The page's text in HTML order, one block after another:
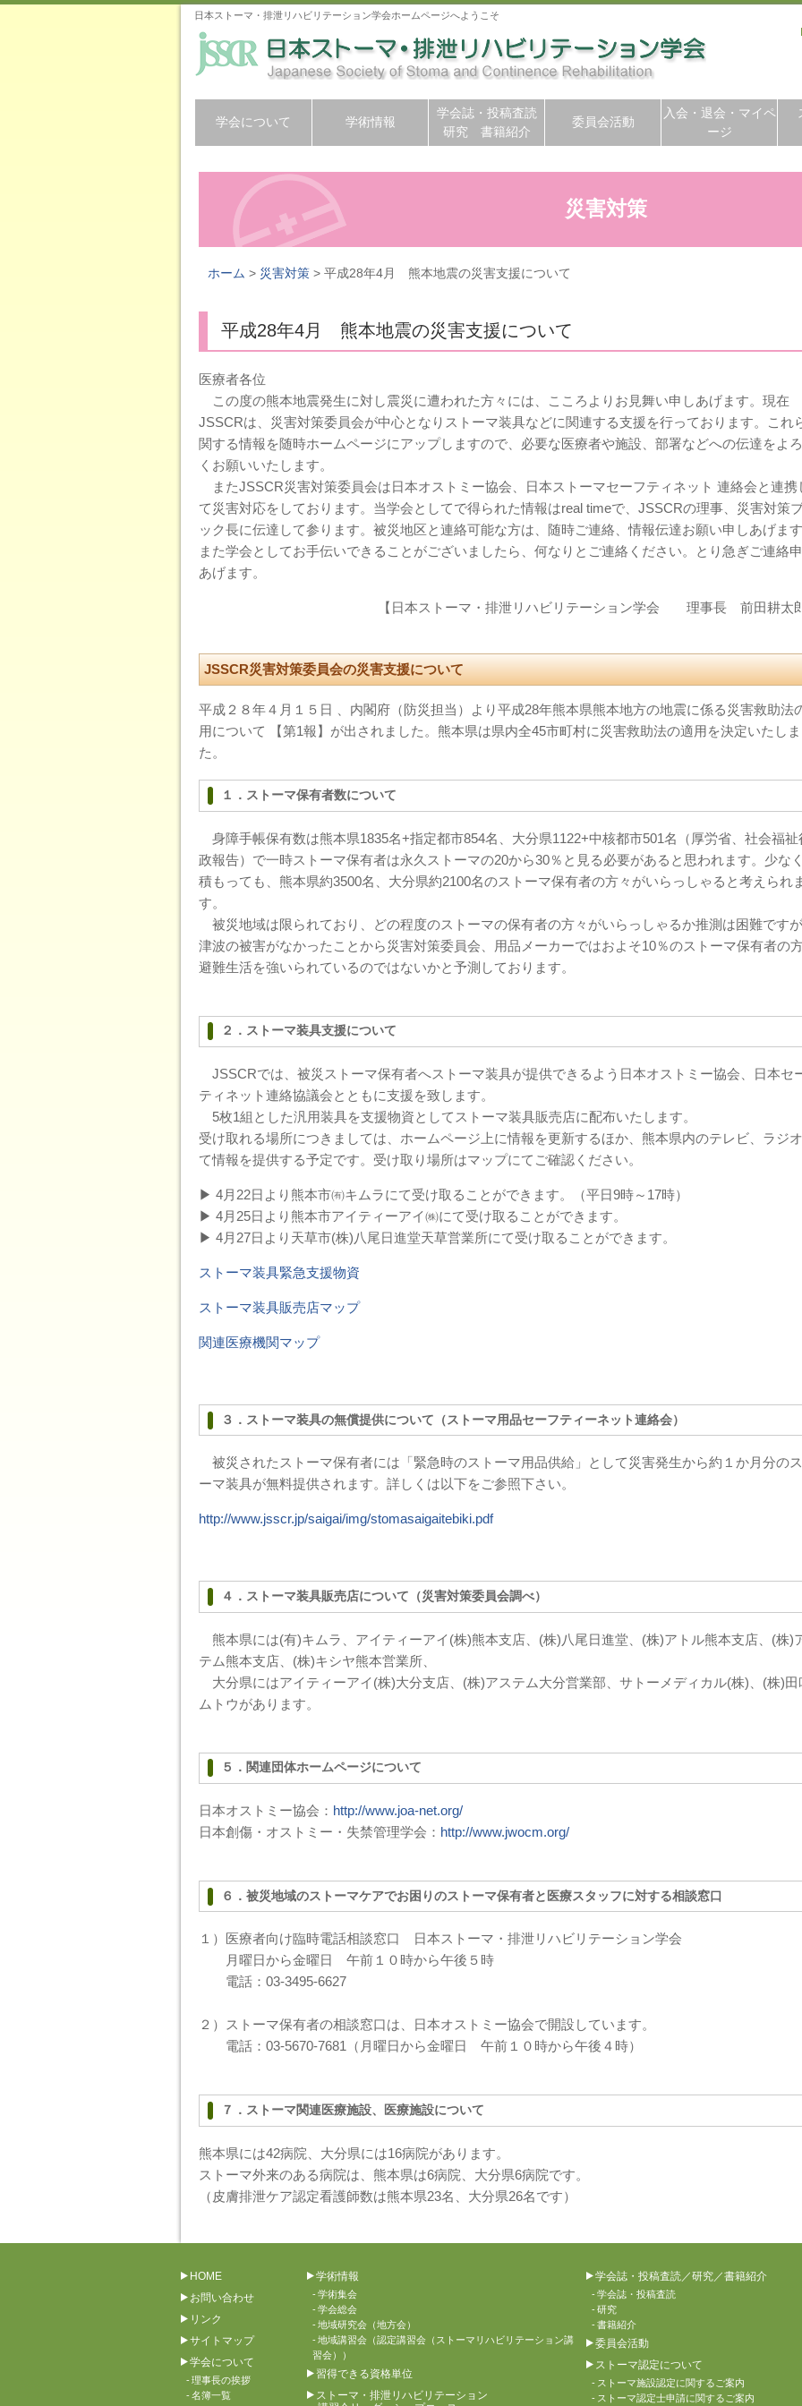
日本ストーマ・排泄リハビリテーション学会ホームページへようこそ
学会について 学術情報
学会誌・投稿査読
研究 書籍紹介
委員会活動
入会・退会・マイペ
ージ
災害対策
ホーム > 災害対策 > 平成28年4月 熊本地震の災害支援について
平成28年4月 熊本地震の災害支援について
医療者各位
この度の熊本地震発生に対し震災に遭われた方々には、こころよりお見舞い申しあげます。現在
JSSCRは、災害対策委員会が中心となりストーマ装具などに関連する支援を行っております。これ
関する情報を随時ホームページにアップしますので、必要な医療者や施設、部署などへの伝達をよ
くお願いいたします。
またJSSCR災害対策委員会は日本オストミー協会、日本ストーマセーフティネット 連絡会と連携
て災害対応をしております。当学会としてで得られた情報はreal timeで、JSSCRの理事、災害対策
ック長に伝達して参ります。被災地区と連絡可能な方は、随時ご連絡、情報伝達お願い申しあげま
また学会としてお手伝いできることがございましたら、何なりとご連絡ください。とり急ぎご連絡
あげます。
【日本ストーマ・排泄リハビリテーション学会 理事長 前田耕太
JSSCR災害対策委員会の災害支援について
平成２８年４月１５日 、内閣府（防災担当）より平成28年熊本県熊本地方の地震に係る災害救助法
用について 【第1報】が出されました。熊本県は県内全45市町村に災害救助法の適用を決定いたし
た。
１．ストーマ保有者数について
身障手帳保有数は熊本県1835名+指定都市854名、大分県1122+中核都市501名（厚労省、社会福祉
政報告）で一時ストーマ保有者は永久ストーマの20から30％と見る必要があると思われます。少な
積もっても、熊本県約3500名、大分県約2100名のストーマ保有者の方々がいらっしゃると考えられ
す。
被災地域は限られており、どの程度のストーマの保有者の方々がいらっしゃるか推測は困難です
津波の被害がなかったことから災害対策委員会、用品メーカーではおよそ10％のストーマ保有者の
避難生活を強いられているのではないかと予測しております。
２．ストーマ装具支援について
JSSCRでは、被災ストーマ保有者へストーマ装具が提供できるよう日本オストミー協会、日本セ
ティネット連絡協議会とともに支援を致します。
5枚1組とした汎用装具を支援物資としてストーマ装具販売店に配布いたします。
受け取れる場所につきましては、ホームページ上に情報を更新するほか、熊本県内のテレビ、ラジ
て情報を提供する予定です。受け取り場所はマップにてご確認ください。
▶ 4月22日より熊本市㈲キムラにて受け取ることができます。（平日9時～17時）
▶ 4月25日より熊本市アイティーアイ㈱にて受け取ることができます。
▶ 4月27日より天草市(株)八尾日進堂天草営業所にて受け取ることができます。
ストーマ装具緊急支援物資
ストーマ装具販売店マップ
関連医療機関マップ
３．ストーマ装具の無償提供について（ストーマ用品セーフティーネット連絡会）
被災されたストーマ保有者には「緊急時のストーマ用品供給」として災害発生から約１か月分の
ーマ装具が無料提供されます。詳しくは以下をご参照下さい。
http://www.jsscr.jp/saigai/img/stomasaigaitebiki.pdf
４．ストーマ装具販売店について（災害対策委員会調べ）
熊本県には(有)キムラ、アイティーアイ(株)熊本支店、(株)八尾日進堂、(株)アトル熊本支店、(株)
テム熊本支店、(株)キシヤ熊本営業所、
大分県にはアイティーアイ(株)大分支店、(株)アステム大分営業部、サトーメディカル(株)、(株)田
ムトウがあります。
５．関連団体ホームページについて
日本オストミー協会： http://www.joa-net.org/
日本創傷・オストミー・失禁管理学会： http://www.jwocm.org/
６．被災地域のストーマケアでお困りのストーマ保有者と医療スタッフに対する相談窓口
１）医療者向け臨時電話相談窓口 日本ストーマ・排泄リハビリテーション学会
月曜日から金曜日 午前１０時から午後５時
電話：03-3495-6627
２）ストーマ保有者の相談窓口は、日本オストミー協会で開設しています。
電話：03-5670-7681（月曜日から金曜日 午前１０時から午後４時）
７．ストーマ関連医療施設、医療施設について
熊本県には42病院、大分県には16病院があります。
ストーマ外来のある病院は、熊本県は6病院、大分県6病院です。
（皮膚排泄ケア認定看護師数は熊本県23名、大分県26名です）
HOME
お問い合わせ
リンク
サイトマップ
学会について
理事長の挨拶
名簿一覧
学術情報
学術集会
学会総会
地域研究会（地方会）
地域講習会（認定講習会（ストーマリハビリテーション講
習会））
習得できる資格単位
ストーマ・排泄リハビリテーション
学会誌・投稿査読／研究／書籍紹介
学会誌・投稿査読
研究
書籍紹介
委員会活動
ストーマ認定について
ストーマ施設認定に関するご案内
ストーマ認定士申請に関するご案内